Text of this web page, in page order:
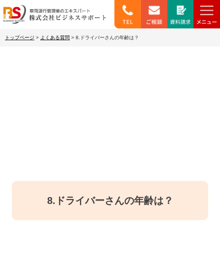
トップページ > よくある質問 > 8.ドライバーさんの年齢は？
8.ドライバーさんの年齢は？